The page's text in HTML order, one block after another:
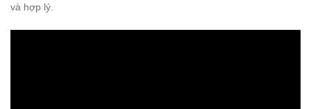
và hợp lý.